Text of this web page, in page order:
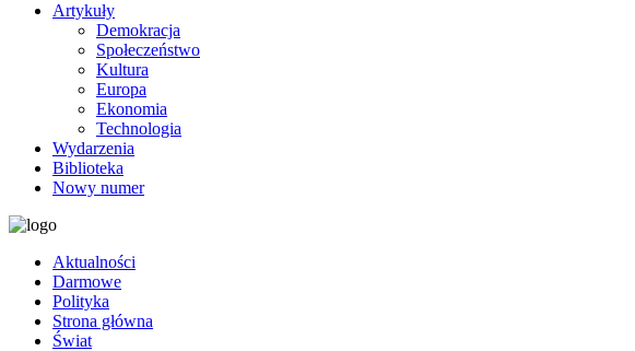
Artykuły
Demokracja
Społeczeństwo
Kultura
Europa
Ekonomia
Technologia
Wydarzenia
Biblioteka
Nowy numer
Aktualności
Darmowe
Polityka
Strona główna
Świat